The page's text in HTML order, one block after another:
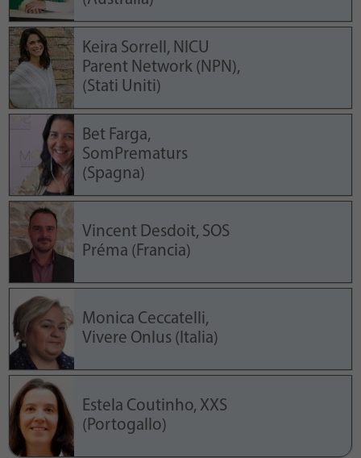
Keira Sorrell, NICU
Parent Network (NPN),
(Stati Uniti)
Bet Farga,
SomPrematurs
(Spagna)
Vincent Desdoit, SOS
Préma (Francia)
Monica Ceccatelli,
Vivere Onlus (Italia)
Estela Coutinho, XXS
(Portogallo)